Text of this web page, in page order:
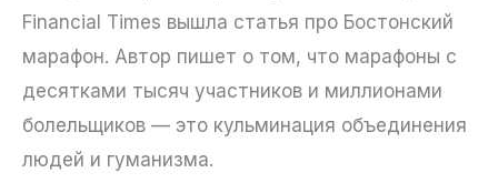
Financial Times вышла статья про Бостонский
марафон. Автор пишет о том, что марафоны с
десятками тысяч участников и миллионами
болельщиков — это кульминация объединения
людей и гуманизма.